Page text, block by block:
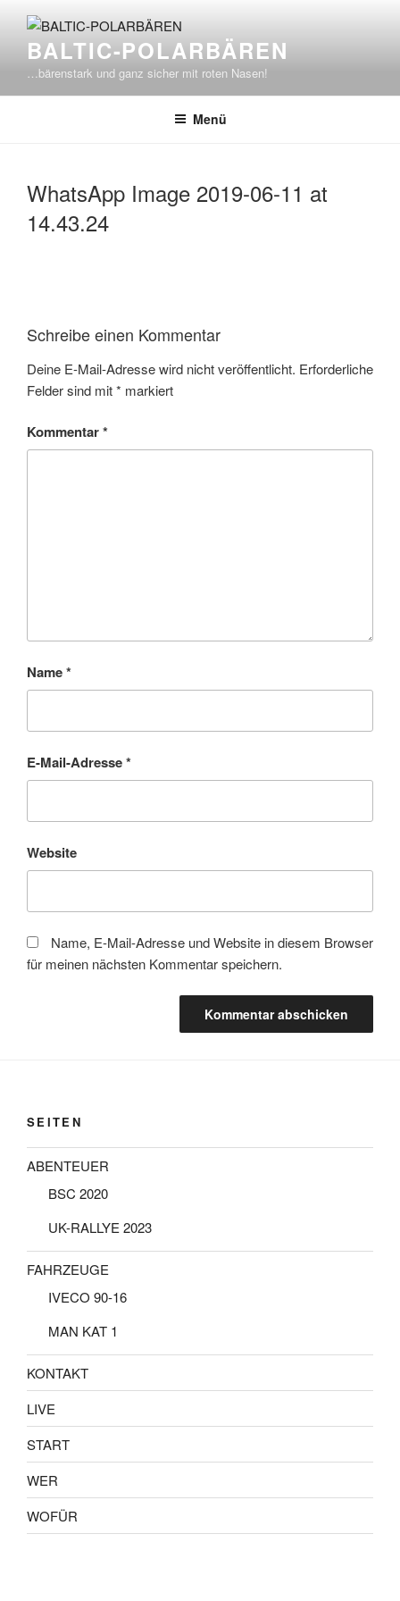
Inhalt
springenBALTIC-POLARBÄREN
…bärenstark und ganz sicher mit roten Nasen!
Menü
WhatsApp Image 2019-06-11 at
14.43.24
Schreibe einen Kommentar
Deine E-Mail-Adresse wird nicht veröffentlicht. Erforderliche
Felder sind mit* markiert
Kommentar*
Name*
E-Mail-Adresse*
Website
Name, E-Mail-Adresse und Website in diesem Browser
für meinen nächsten Kommentar speichern.
SEITEN
ABENTEUER
BSC 2020
UK-RALLYE 2023
FAHRZEUGE
IVECO 90-16
MAN KAT 1
KONTAKT
LIVE
START
WER
WOFÜR